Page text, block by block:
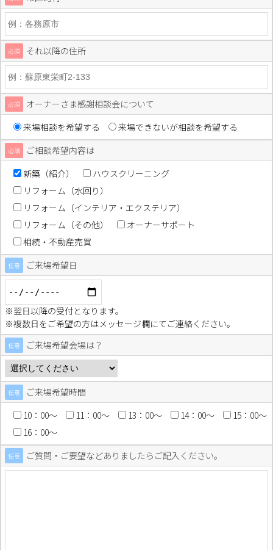
必須 それ以降の住所
必須
オーナーさま感謝相談会について
来場相談を希望する
来場できないが相談を希望する
必須
ご相談希望内容は
新築（紹介）
ハウスクリーニング
リフォーム（水回り）
リフォーム（インテリア・エクステリア）
リフォーム（その他）
オーナーサポート
相続・不動産売買
任意 ご来場希望日
※翌日以降の受付となります。
※複数日をご希望の方はメッセージ欄にてご連絡ください。
任意 ご来場希望会場は？
任意
ご来場希望時間
10：00〜
11：00〜 13：00〜 14：00〜
15：00〜
16：00〜
任意 ご質問・ご要望などありましたらご記入ください。